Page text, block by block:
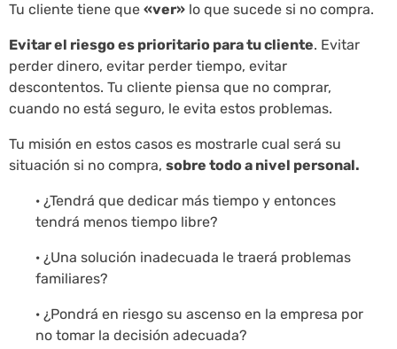
Tu cliente tiene que «ver» lo que sucede si no compra.
Evitar el riesgo es prioritario para tu cliente. Evitar
perder dinero, evitar perder tiempo, evitar
descontentos. Tu cliente piensa que no comprar,
cuando no está seguro, le evita estos problemas.
Tu misión en estos casos es mostrarle cual será su
situación si no compra, sobre todo a nivel personal.
· ¿Tendrá que dedicar más tiempo y entonces
tendrá menos tiempo libre?
· ¿Una solución inadecuada le traerá problemas
familiares?
· ¿Pondrá en riesgo su ascenso en la empresa por
no tomar la decisión adecuada?